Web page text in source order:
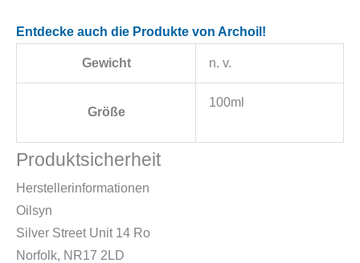
Entdecke auch die Produkte von Archoil!
Gewicht n. v.
Größe
100ml
Produktsicherheit
Herstellerinformationen
Oilsyn
Silver Street Unit 14 Ro
Norfolk, NR17 2LD